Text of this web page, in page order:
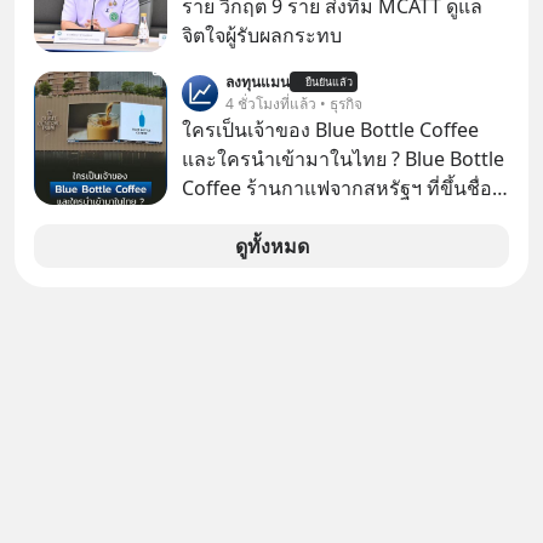
พยายามหลอกขายฝันลมๆ แล้งๆ นี้ให้
กับคนทั้งโลก พวกเขากำลังซ่อนความ
ลับอะไรไว้เบื้องหลังโปรเจกต์อวกาศที่
ผลาญทรัพยากรมหาศาล วันนี้เราจะมา
กะเทาะเปลือกความลวงโลกนี้กัน ใครที่
คิดว่าอนาคตของมนุษยชาติอยู่บนดาว
ดวงอื่น เลือกฟังกันได้เลยนะครับ อย่า
Geek Forever’s Podcast ของผมกัน
ราย วิกฤต 9 ราย ส่งทีม MCATT ดูแล
จิตใจผู้รับผลกระทบ
ลงทุนแมน ยืนยันแล้ว
4 ชั่วโมงที่แล้ว • ธุรกิจ
ใครเป็นเจ้าของ Blue Bottle Coffee
และใครนำเข้ามาในไทย ? Blue Bottle
Coffee ร้านกาแฟจากสหรัฐฯ ที่ขึ้นชื่อ
แรกในประเทศไทย ที่ Central Park
ดูทั้งหมด